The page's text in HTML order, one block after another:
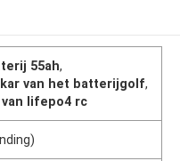
55ah,
van het batterijgolf,
lifepo4 rc